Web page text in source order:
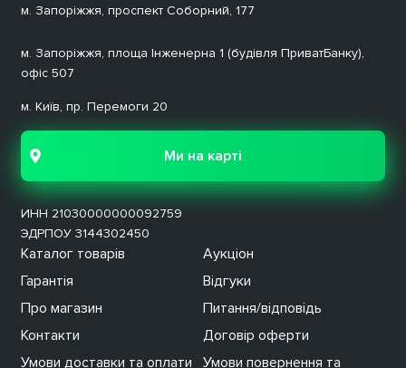
Каталог товарів
Аукціон
Гарантія
Відгуки
Про магазин
Питання/відповідь
Контакти
Договір оферти
Умови доставки та оплати
Умови повернення та
м. Запоріжжя, проспект Соборний, 177
м. Запоріжжя, площа Інженерна 1 (будівля ПриватБанку),
офіс 507
м. Київ, пр. Перемоги 20
Ми на карті
ИНН 21030000000092759
ЭДРПОУ 3144302450